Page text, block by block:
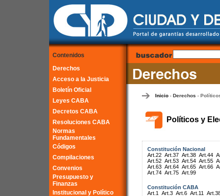
Contenidos
Derechos
Acceso a la Justicia
Boletín Oficial
Leyes CABA
Decretos CABA
Resoluciones CABA
Normas
Fundamentales
Códigos
Compilaciones
Convenios
Presupuesto y
Finanzas
Institucional y Político
Inicio- Derechos -
Políticos y
Constitución Nacional
Art.22 Art.37 Art.38 Art.44
Art.52 Art.53 Art.54 Art.55
Art.63 Art.64 Art.65 Art.66
Art.74 Art.75 Art.99
Constitución CABA
Art.1
Art.3 Art.6 Art.11